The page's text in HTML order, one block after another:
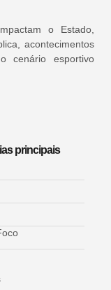
o Estado,
acontecimentos
cenário esportivo
principais